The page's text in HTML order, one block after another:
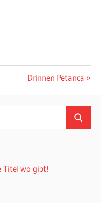
Nächster
Drinnen Petanca
Suchen
Titel wo gibt!